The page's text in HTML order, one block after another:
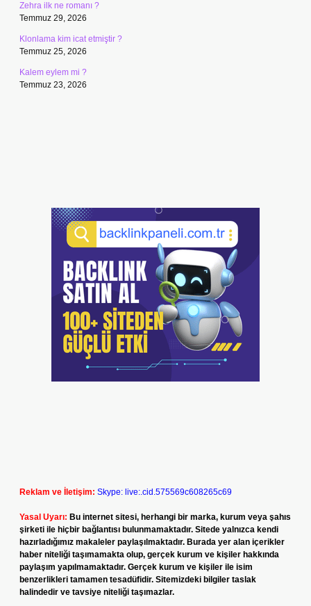
Zehra ilk ne romanı ?
Temmuz 29, 2026
Klonlama kim icat etmiştir ?
Temmuz 25, 2026
Kalem eylem mi ?
Temmuz 23, 2026
Reklam ve İletişim: Skype: live:.cid.575569c608265c69
Yasal Uyarı: Bu internet sitesi, herhangi bir marka, kurum veya şahıs
şirketi ile hiçbir bağlantısı bulunmamaktadır. Sitede yalnızca kendi
hazırladığımız makaleler paylaşılmaktadır. Burada yer alan içerikler
haber niteliği taşımamakta olup, gerçek kurum ve kişiler hakkında
paylaşım yapılmamaktadır. Gerçek kurum ve kişiler ile isim
benzerlikleri tamamen tesadüfidir. Sitemizdeki bilgiler taslak
halindedir ve tavsiye niteliği taşımazlar.